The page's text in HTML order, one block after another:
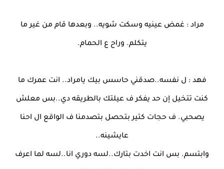
مراد : غمض عينيه وسكت شويه.. وبعدها قام من غير ما
يتكلم. وراح ع الحمام.
فهد : ل نفسه..صدقني حاسس بيك يامراد.. انت عمرك ما
كنت تتخيل إن حد يفكر ف عيلتك بالطريقه دي..بس معلش
يصحبي. ف حجات كتير بتحصل بتصدمنا ف الواقع ال احنا
عايشينه..
وابتسم. بس انت اخدت بتارك..لسه دوري انا..لسه لما اعرف